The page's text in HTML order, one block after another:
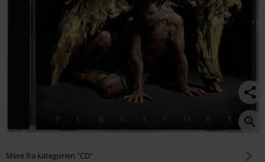
Mere fra kategorien "CD"